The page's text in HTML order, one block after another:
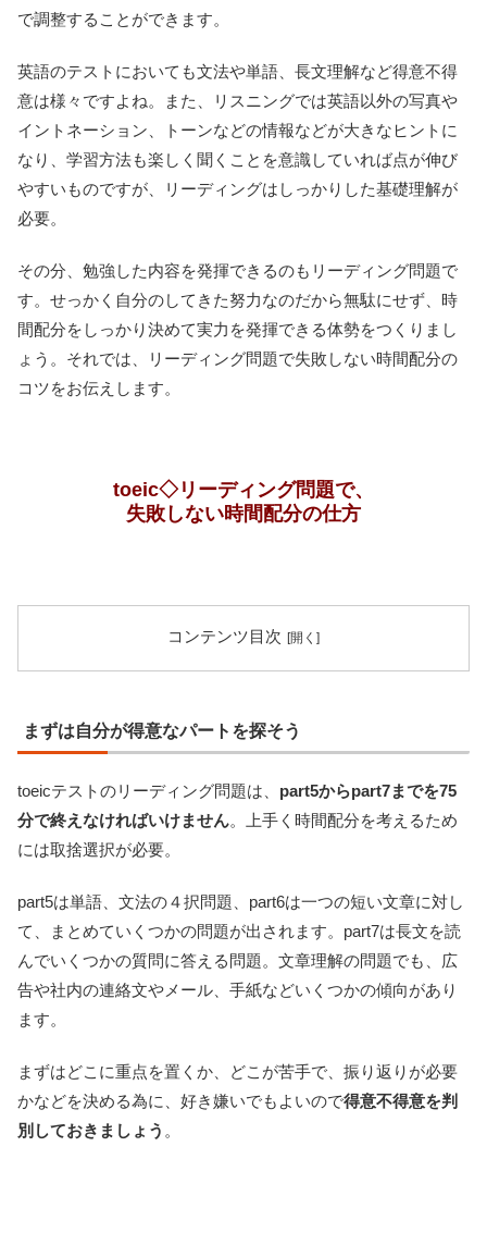
で調整することができます。
英語のテストにおいても文法や単語、長文理解など得意不得
意は様々ですよね。また、リスニングでは英語以外の写真や
イントネーション、トーンなどの情報などが大きなヒントに
なり、学習方法も楽しく聞くことを意識していれば点が伸び
やすいものですが、リーディングはしっかりした基礎理解が
必要。
その分、勉強した内容を発揮できるのもリーディング問題で
す。せっかく自分のしてきた努力なのだから無駄にせず、時
間配分をしっかり決めて実力を発揮できる体勢をつくりまし
ょう。それでは、リーディング問題で失敗しない時間配分の
コツをお伝えします。
toeic◇リーディング問題で、
失敗しない時間配分の仕方
コンテンツ目次
まずは自分が得意なパートを探そう
toeicテストのリーディング問題は、 part5からpart7までを75
分で終えなければいけません。上手く時間配分を考えるため
には取捨選択が必要。
part5は単語、文法の４択問題、part6は一つの短い文章に対し
て、まとめていくつかの問題が出されます。part7は長文を読
んでいくつかの質問に答える問題。文章理解の問題でも、広
告や社内の連絡文やメール、手紙などいくつかの傾向があり
ます。
まずはどこに重点を置くか、どこが苦手で、振り返りが必要
かなどを決める為に、好き嫌いでもよいので得意不得意を判
別しておきましょう 。